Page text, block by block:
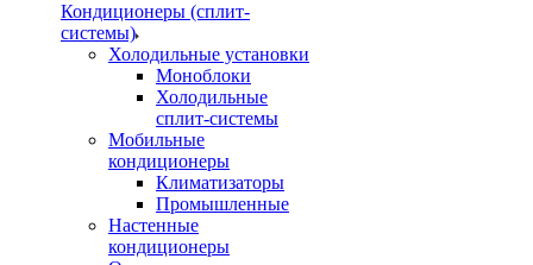
Кондиционеры (сплит-
системы)
Холодильные установки
Моноблоки
Холодильные
сплит-системы
Мобильные
кондиционеры
Климатизаторы
Промышленные
Настенные
кондиционеры